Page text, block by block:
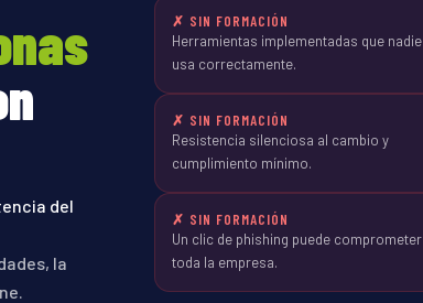
del
la
✗ SIN FORMACIÓN
Herramientas implementadas que nadie
usa correctamente.
✗ SIN FORMACIÓN
Resistencia silenciosa al cambio y
cumplimiento mínimo.
✗ SIN FORMACIÓN
Un clic de phishing puede comprometer
toda la empresa.